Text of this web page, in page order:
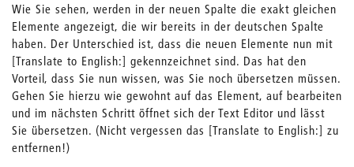
Wie Sie sehen, werden in der neuen Spalte die exakt gleichen
Elemente angezeigt, die wir bereits in der deutschen Spalte
haben. Der Unterschied ist, dass die neuen Elemente nun mit
[Translate to English:] gekennzeichnet sind. Das hat den
Vorteil, dass Sie nun wissen, was Sie noch übersetzen müssen.
Gehen Sie hierzu wie gewohnt auf das Element, auf bearbeiten
und im nächsten Schritt öffnet sich der Text Editor und lässt
Sie übersetzen. (Nicht vergessen das [Translate to English:] zu
entfernen!)